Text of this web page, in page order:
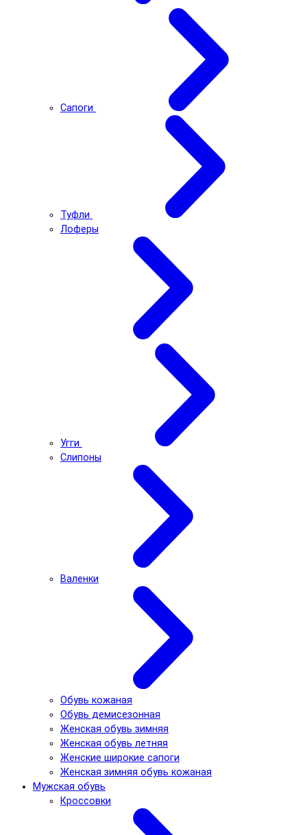
Сапоги
Туфли
Лоферы
Угги
Слипоны
Валенки
Обувь кожаная
Обувь демисезонная
Женская обувь зимняя
Женская обувь летняя
Женские широкие сапоги
Женская зимняя обувь кожаная
Мужская обувь
Кроссовки